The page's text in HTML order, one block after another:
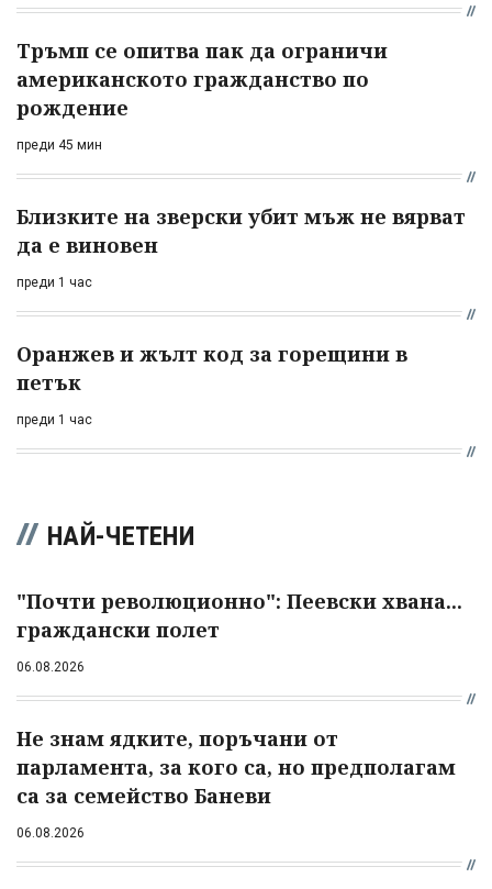
Тръмп се опитва пак да ограничи
американското гражданство по
рождение
преди 45 мин
Близките на зверски убит мъж не вярват
да е виновен
преди 1 час
Оранжев и жълт код за горещини в
петък
преди 1 час
НАЙ-ЧЕТЕНИ
"Почти революционно": Пеевски хвана...
граждански полет
06.08.2026
Не знам ядките, поръчани от
парламента, за кого са, но предполагам
са за семейство Баневи
06.08.2026